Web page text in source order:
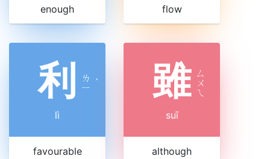
enough flow
利
ㄌ
ㄧ ˋ
lì
favourable
雖 ㄙ
ㄨ
ㄟ
suī
although